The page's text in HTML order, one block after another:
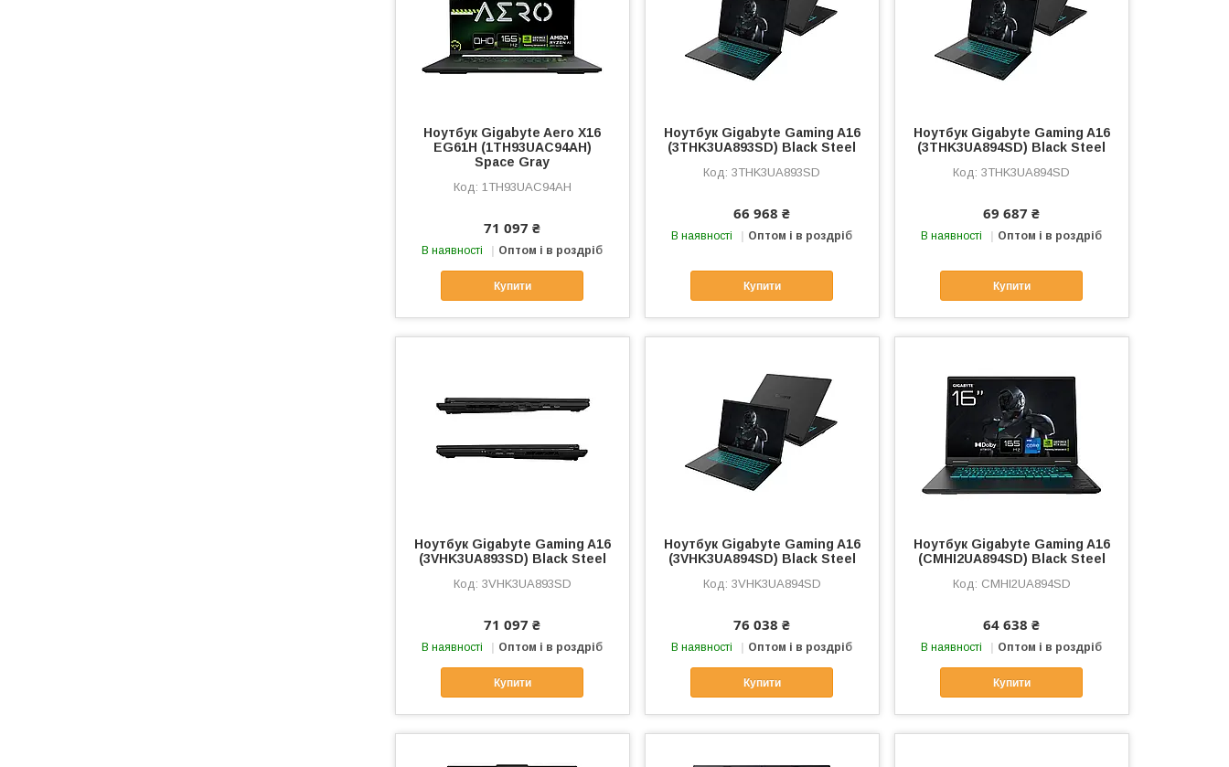
Ноутбук Gigabyte Aero X16
EG61H (1TH93UAC94AH)
Space Gray
1TH93UAC94AH
71 097 ₴
В наявності Оптом і в роздріб
Купити
Ноутбук Gigabyte Gaming A16
(3THK3UA893SD) Black Steel
3THK3UA893SD
66 968 ₴
В наявності Оптом і в роздріб
Купити
Ноутбук Gigabyte Gaming A16
(3THK3UA894SD) Black Steel
3THK3UA894SD
69 687 ₴
В наявності Оптом і в роздріб
Купити
Ноутбук Gigabyte Gaming A16
(3VHK3UA893SD) Black Steel
3VHK3UA893SD
71 097 ₴
В наявності Оптом і в роздріб
Купити
Ноутбук Gigabyte Gaming A16
(3VHK3UA894SD) Black Steel
3VHK3UA894SD
76 038 ₴
В наявності Оптом і в роздріб
Купити
Ноутбук Gigabyte Gaming A16
(CMHI2UA894SD) Black Steel
CMHI2UA894SD
64 638 ₴
В наявності Оптом і в роздріб
Купити